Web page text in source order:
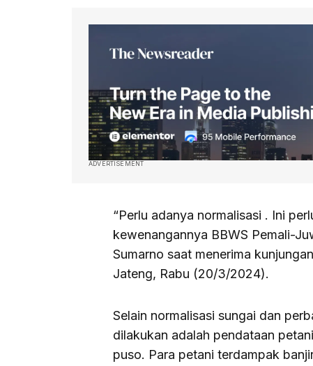
ADVERTISEMENT
“Perlu adanya normalisasi . Ini
kewenangannya BBWS Pemali-
Sumarno saat menerima
Jateng, Rabu (20/3/2024).
Selain normalisasi sungai dan
dilakukan adalah pendataan
puso. Para petani terdampak